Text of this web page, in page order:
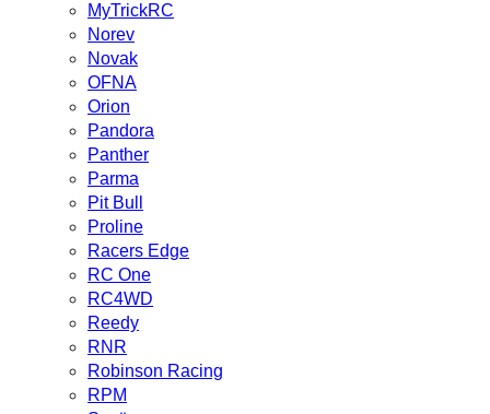
MyTrickRC
Norev
Novak
OFNA
Orion
Pandora
Panther
Parma
Pit Bull
Proline
Racers Edge
RC One
RC4WD
Reedy
RNR
Robinson Racing
RPM